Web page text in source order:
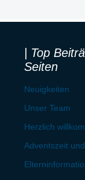
| Top
Seiten
Neuigkeiten
Unser Team
Herzlich
Adventszeit